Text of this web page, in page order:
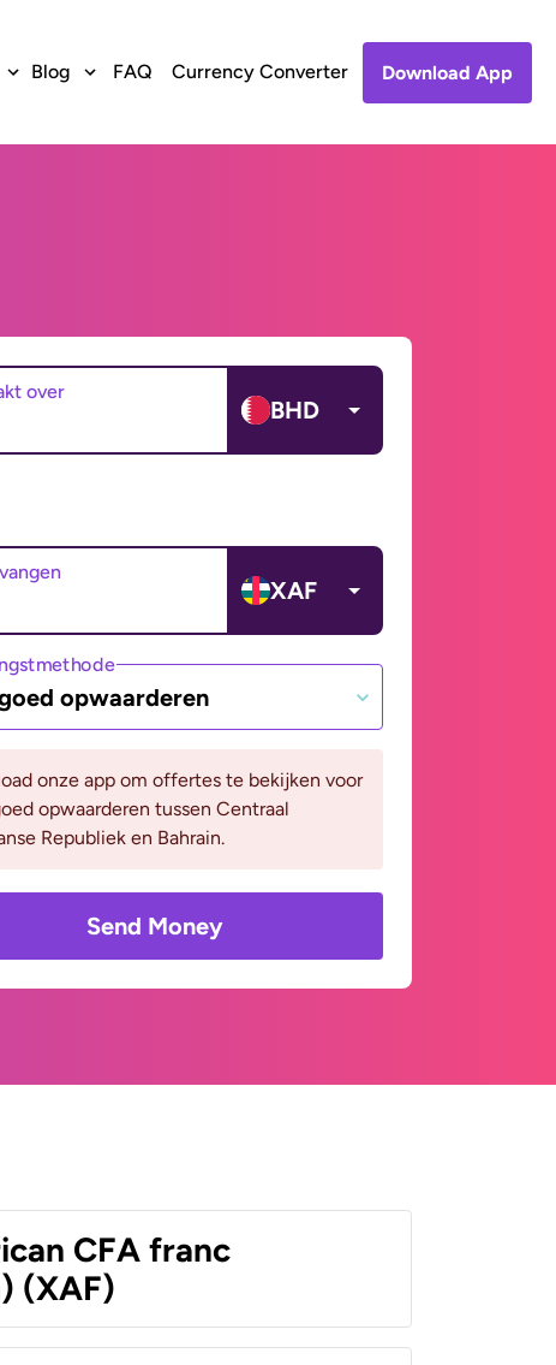
Blog FAQ Currency Converter Download App
over
BHD
XAF
opwaarderen
onze app om offertes te bekijken voor
opwaarderen tussen Centraal
Republiek en Bahrain.
Send Money
CFA franc
(XAF)